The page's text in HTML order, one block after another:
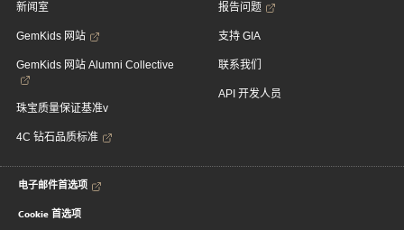
新闻室
GemKids 网站
GemKids 网站 Alumni Collective
珠宝质量保证基准v
4C 钻石品质标准
报告问题
支持 GIA
联系我们
API 开发人员
电子邮件首选项
Cookie 首选项